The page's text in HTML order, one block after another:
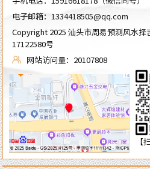
电子邮箱： 1334418505@qq.com
Copyright 2025 汕头市周易预测风水择
17122580号
网站访问量：20107808
【